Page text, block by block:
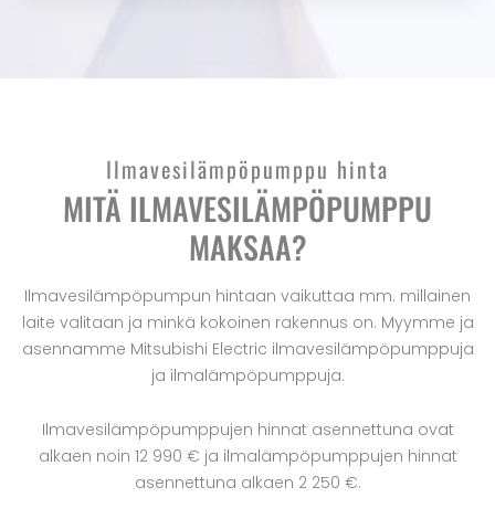
Ilmavesilämpöpumppu hinta
MITÄ ILMAVESILÄMPÖPUMPPU
MAKSAA?
Ilmavesilämpöpumpun hintaan vaikuttaa mm. millainen
laite valitaan ja minkä kokoinen rakennus on. Myymme ja
asennamme Mitsubishi Electric ilmavesilämpöpumppuja
ja ilmalämpöpumppuja.
Ilmavesilämpöpumppujen hinnat asennettuna ovat
alkaen noin 12 990 € ja ilmalämpöpumppujen hinnat
asennettuna alkaen 2 250 €.